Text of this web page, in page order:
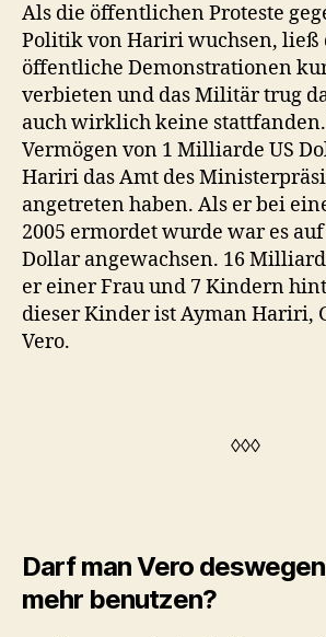
Als die öffentlichen Proteste
Politik von Hariri wuchsen, ließ
öffentliche Demonstrationen
verbieten und das Militär trug
auch wirklich keine
Vermögen von 1 Milliarde US
Hariri das Amt des
angetreten haben. Als er bei
2005 ermordet wurde war es
Dollar angewachsen. 16
er einer Frau und 7 Kindern
dieser Kinder ist Ayman Hariri,
Vero.
◊◊◊
Darf man Vero
mehr benutzen?